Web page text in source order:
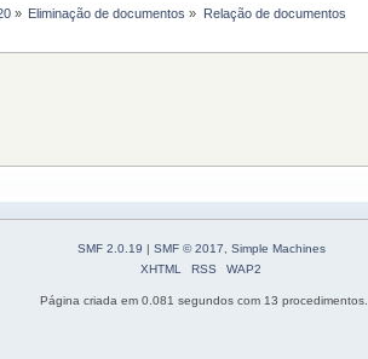
» Eliminação de documentos » Relação de documentos
SMF 2.0.19 | SMF © 2017, Simple Machines
XHTML
RSS WAP2
Página criada em 0.081 segundos com 13 procedimentos.